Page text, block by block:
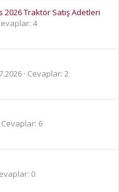
Traktör Satış Adetleri
4
Cevaplar: 2
Cevaplar: 6
0